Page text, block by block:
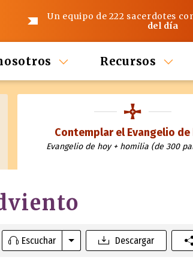
Un equipo de 222 sacerdotes
del día
Recursos
Contemplar el Evangelio de
Evangelio de hoy + homilia (de 300
Escuchar Descargar